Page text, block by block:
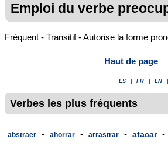
Emploi du verbe
Fréquent - Transitif - Autorise la forme
Haut de page
ES FR EN
Verbes les plus fréquents
abstraer - ahorrar - arrastrar - atacar -